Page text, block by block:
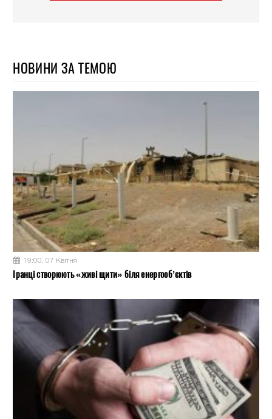
НОВИНИ ЗА ТЕМОЮ
19:00, 07 Квітня
Іранці створюють «живі щити» біля енергооб’єктів